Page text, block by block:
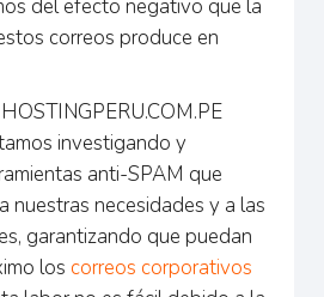
del efecto negativo que la
correos produce en
investigando y
anti-SPAM que
nuestras necesidades y a las
garantizando que puedan
los correos corporativos